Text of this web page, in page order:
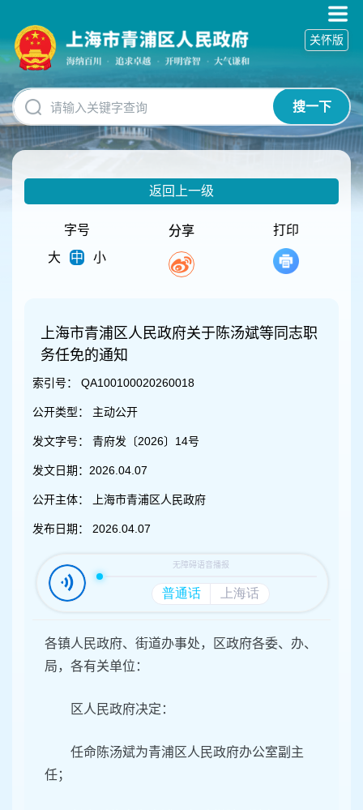
碍
操
明
跳
转
到
网
搜一下
关怀版
返回上一级
字号
大
中 小
分享 打印
上海市青浦区人民政府关于陈汤斌等同志职
务任免的通知
索引号： QA100100020260018
公开类型： 主动公开
发文字号： 青府发〔2026〕14号
发文日期： 2026.04.07
公开主体： 上海市青浦区人民政府
发布日期： 2026.04.07
各镇人民政府、街道办事处，区政府各委、办、
局，各有关单位：
区人民政府决定：
任命陈汤斌为青浦区人民政府办公室副主
任；